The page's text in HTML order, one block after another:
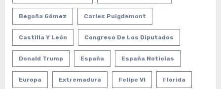
Begoña Gómez Carles Puigdemont
Castilla Y León Congreso De Los Diputados
Donald Trump España España Noticias
Europa Extremadura Felipe VI Florida